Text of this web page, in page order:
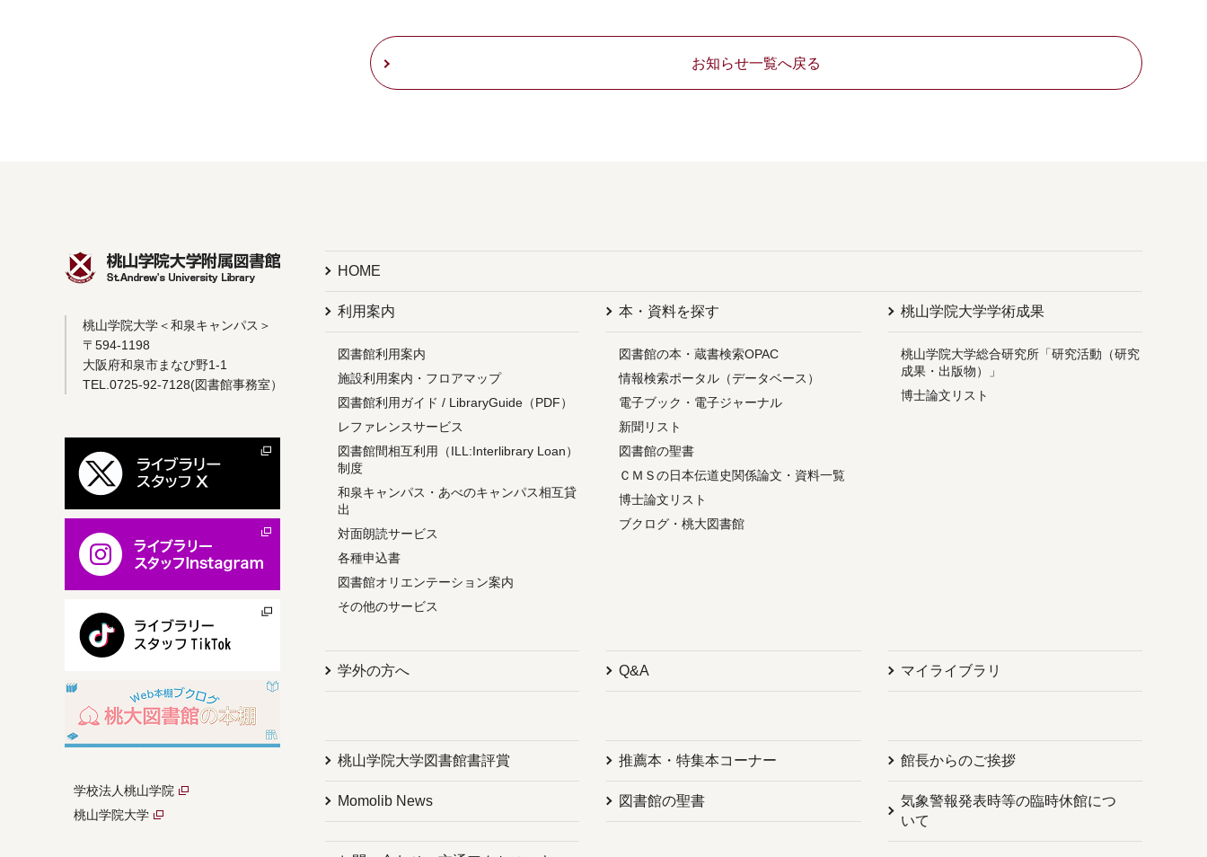
お知らせ一覧へ戻る
桃山学院大学＜和泉キャンパス＞
〒594-1198
大阪府和泉市まなび野1-1
TEL.0725-92-7128(図書館事務室）
学校法人桃山学院
桃山学院大学
HOME
利用案内
図書館利用案内
施設利用案内・フロアマップ
図書館利用ガイド / LibraryGuide（PDF）
レファレンスサービス
図書館間相互利用（ILL:Interlibrary Loan）
制度
和泉キャンパス・あべのキャンパス相互貸
出
対面朗読サービス
各種申込書
図書館オリエンテーション案内
その他のサービス
本・資料を探す
図書館の本・蔵書検索OPAC
情報検索ポータル（データベース）
電子ブック・電子ジャーナル
新聞リスト
図書館の聖書
ＣＭＳの日本伝道史関係論文・資料一覧
博士論文リスト
ブクログ・桃大図書館
桃山学院大学学術成果
桃山学院大学総合研究所「研究活動（研究
成果・出版物）」
博士論文リスト
学外の方へ Q&A マイライブラリ
桃山学院大学図書館書評賞 推薦本・特集本コーナー 館長からのご挨拶
Momolib News 図書館の聖書
気象警報発表時等の臨時休館につ
いて